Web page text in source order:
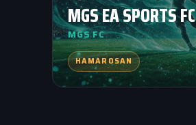
MGS EA SPORTS FC
MGS FC
HAMAROSAN